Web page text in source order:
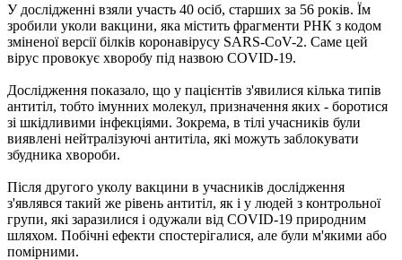
У дослідженні взяли участь 40 осіб, старших за 56 років. Їм
зробили уколи вакцини, яка містить фрагменти РНК з кодом
зміненої версії білків коронавірусу SARS-CoV-2. Саме цей
вірус провокує хворобу під назвою COVID-19.
Дослідження показало, що у пацієнтів з'явилися кілька типів
антитіл, тобто імунних молекул, призначення яких - боротися
зі шкідливими інфекціями. Зокрема, в тілі учасників були
виявлені нейтралізуючі антитіла, які можуть заблокувати
збудника хвороби.
Після другого уколу вакцини в учасників дослідження
з'являвся такий же рівень антитіл, як і у людей з контрольної
групи, які заразилися і одужали від COVID-19 природним
шляхом. Побічні ефекти спостерігалися, але були м'якими або
помірними.